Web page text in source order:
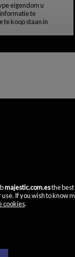
eigendom u
te
te koop staan in
majestic.com.esthe best
If you wish to know
cookies.